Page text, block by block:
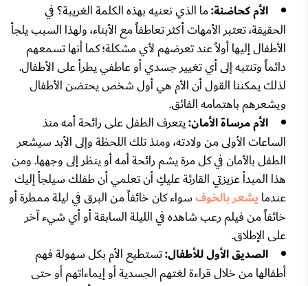
الأم كحاضنة:ما الذي نعنيه بهذه الكلمة الغريبة؟ في
الحقيقة، تعتبر الأمهات أكثر تعاطفاً مع الأبناء، ولهذا السبب يلجأ
الأطفال إليها أولاً عند تعرضهم لأي مشكلة؛ كما أنها تسمعهم
دائماً وتنتبه إلى أي تغيير جسدي أو عاطفي يطرأ على الأطفال.
لذلك يمكننا القول أن الأم هي أول شخص يحتضن الأطفال
ويشعرهم باهتمامه الفائق.
الأم مرساة الأمان:يتعرف الطفل على رائحة أمه منذ
الساعات الأولى من ولادته، ومنذ تلك اللحظة وإلى الأبد سيشعر
الطفل بالأمان في كل مرة يشم رائحة أمه أو ينظر إلى وجهها. ومن
هذا المبدأ عزيزتي القارئة عليكِ أن تعلمي أن طفلك سيلجأ إليك
عندمايشعر بالخوفسواء كان خائفاً من البرق في ليلة ممطرة أو
خائفاً من فيلم رعب شاهده في الليلة السابقة أو أي شيء آخر
على الإطلاق.
الصديق الأول للأطفال:تستطيع الأم بكل سهولة فهم
أطفالها من خلال قراءة لغتهم الجسدية أو إيماءاتهم أو حتى